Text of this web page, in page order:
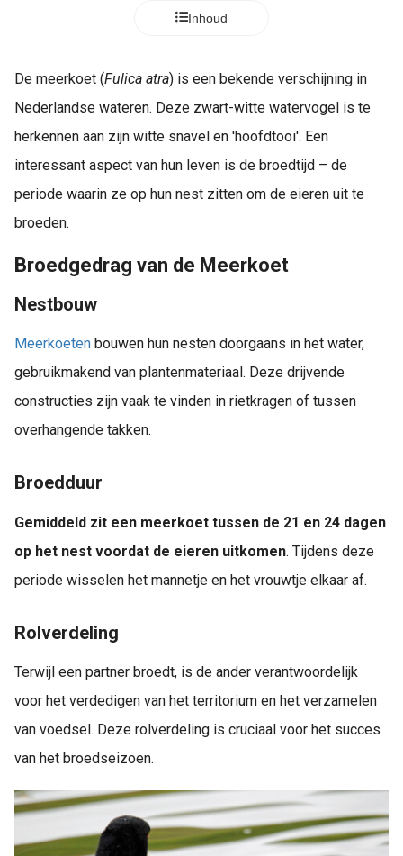
Inhoud
De meerkoet (Fulica atra) is een bekende verschijning in
Nederlandse wateren. Deze zwart-witte watervogel is te
herkennen aan zijn witte snavel en 'hoofdtooi'. Een
interessant aspect van hun leven is de broedtijd – de
periode waarin ze op hun nest zitten om de eieren uit te
broeden.
Broedgedrag van de Meerkoet
Nestbouw
Meerkoeten bouwen hun nesten doorgaans in het water,
gebruikmakend van plantenmateriaal. Deze drijvende
constructies zijn vaak te vinden in rietkragen of tussen
overhangende takken.
Broedduur
Gemiddeld zit een meerkoet tussen de 21 en 24 dagen
op het nest voordat de eieren uitkomen. Tijdens deze
periode wisselen het mannetje en het vrouwtje elkaar af.
Rolverdeling
Terwijl een partner broedt, is de ander verantwoordelijk
voor het verdedigen van het territorium en het verzamelen
van voedsel. Deze rolverdeling is cruciaal voor het succes
van het broedseizoen.